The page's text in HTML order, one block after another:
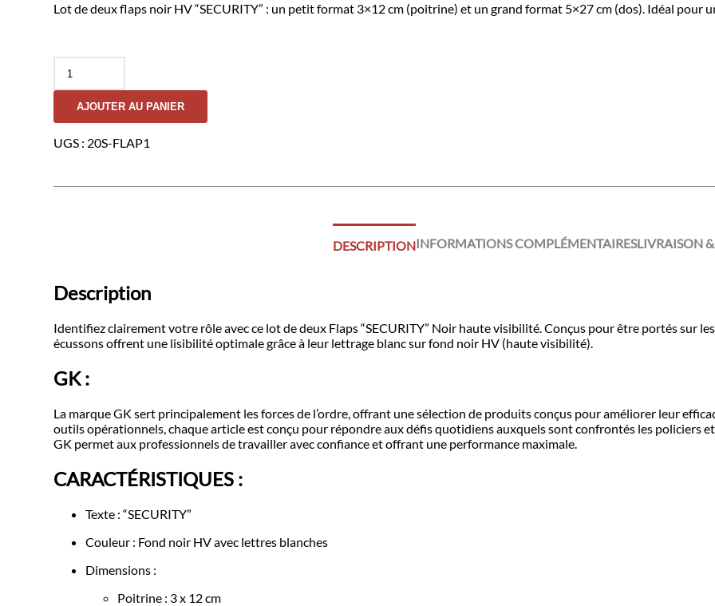
Lot de deux flaps noir HV “SECURITY” : un petit format 3×12 cm (poitrine) et un grand format 5×27 cm (dos). Idéal pour
Pack
Flaps
"SECURITY"
noir
et
AJOUTER AU PANIER
UGS : 20S-FLAP1
DESCRIPTIONINFORMATIONS COMPLÉMENTAIRESLIVRAISON &
Description
Identifiez clairement votre rôle avec ce lot de deux Flaps “SECURITY” Noir haute visibilité. Conçus pour être portés sur
écussons offrent une lisibilité optimale grâce à leur lettrage blanc sur fond noir HV (haute visibilité).
GK :
La marque GK sert principalement les forces de l’ordre, offrant une sélection de produits conçus pour améliorer leur
outils opérationnels, chaque article est conçu pour répondre aux défis quotidiens auxquels sont confrontés les policiers
GK permet aux professionnels de travailler avec confiance et offrant une performance maximale.
CARACTÉRISTIQUES :
Texte : “SECURITY”
Couleur : Fond noir HV avec lettres blanches
Dimensions :
Poitrine : 3 x 12 cm